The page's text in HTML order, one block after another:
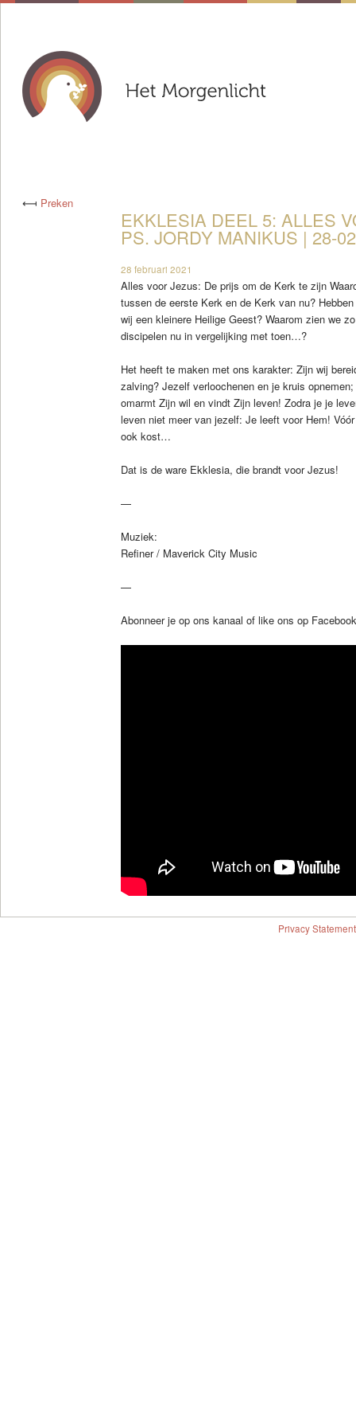
⟻ Preken
EKKLESIA DEEL 5: ALLES
PS. JORDY MANIKUS | 28-
28 februari 2021
Alles voor Jezus: De prijs om de Kerk te zijn
tussen de eerste Kerk en de Kerk van nu?
wij een kleinere Heilige Geest? Waarom zien we
discipelen nu in vergelijking met toen…?
Het heeft te maken met ons karakter: Zijn wij
zalving? Jezelf verloochenen en je kruis
omarmt Zijn wil en vindt Zijn leven! Zodra je je
leven niet meer van jezelf: Je leeft voor Hem!
ook kost…
Dat is de ware Ekklesia, die brandt voor Jezus!
—
Muziek:
Refiner / Maverick City Music
—
Abonneer je op ons kanaal of like ons op
Privacy Statement